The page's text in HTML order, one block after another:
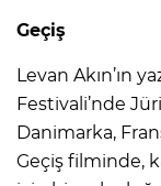
Geçiş
Levan Akın’ın
Festivali’nde
Danimarka,
Geçiş filminde,